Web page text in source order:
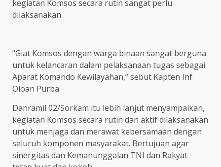
kegiatan Komsos secara rutin sangat perlu
dilaksanakan.
“Giat Komsos dengan warga binaan sangat berguna
untuk kelancaran dalam pelaksanaan tugas sebagai
Aparat Komando Kewilayahan,” sebut Kapten Inf
Oloan Purba.
Danramil 02/Sorkam itu lebih lanjut menyampaikan,
kegiatan Komsos secara rutin dan aktif dilaksanakan
untuk menjaga dan merawat kebersamaan dengan
seluruh komponen masyarakat. Bertujuan agar
sinergitas dan Kemanunggalan TNI dan Rakyat